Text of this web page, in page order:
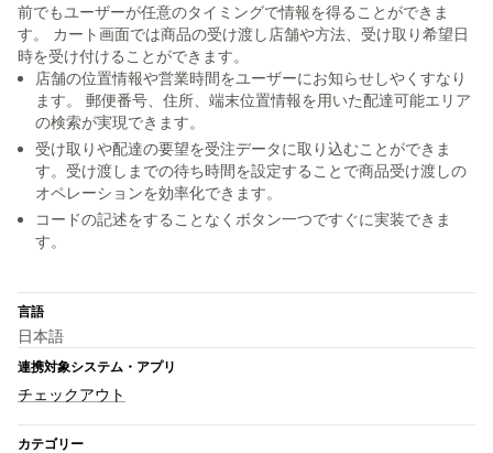
前でもユーザーが任意のタイミングで情報を得ることができま
す。 カート画面では商品の受け渡し店舗や方法、受け取り希望日
時を受け付けることができます。
店舗の位置情報や営業時間をユーザーにお知らせしやくすなり
ます。 郵便番号、住所、端末位置情報を用いた配達可能エリア
の検索が実現できます。
受け取りや配達の要望を受注データに取り込むことができま
す。受け渡しまでの待ち時間を設定することで商品受け渡しの
オペレーションを効率化できます。
コードの記述をすることなくボタン一つですぐに実装できま
す。
言語
日本語
連携対象システム・アプリ
チェックアウト
カテゴリー